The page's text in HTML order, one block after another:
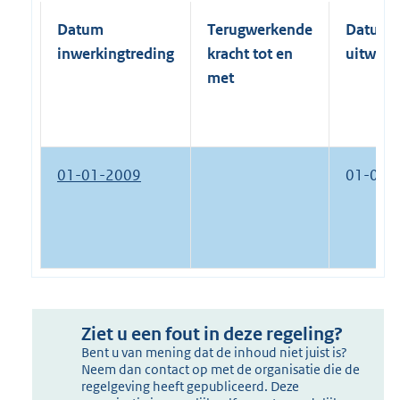
Datum
inwerkingtreding
Terugwerkende
kracht tot en
met
Datum
01-01-2009 01-01-
Ziet u een fout in deze regeling?
Bent u van mening dat de inhoud niet juist is?
Neem dan contact op met de organisatie die de
regelgeving heeft gepubliceerd. Deze